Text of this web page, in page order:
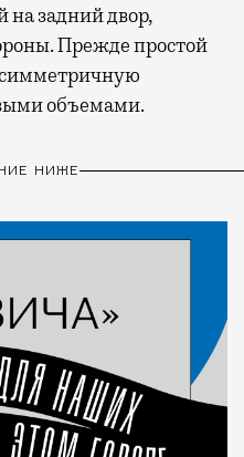
на задний двор,
Прежде простой
объемами.
НИЖЕ